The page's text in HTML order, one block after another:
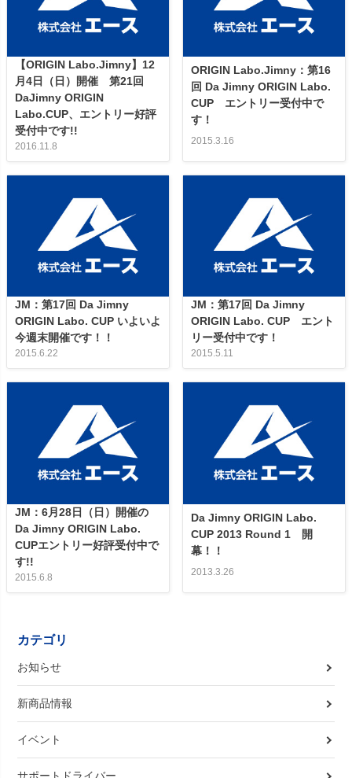
【ORIGIN Labo.Jimny】12
月4日（日）開催 第21回
DaJimny ORIGIN
Labo.CUP、エントリー好評
受付中です!!
2016.11.8
ORIGIN Labo.Jimny：第16
回 Da Jimny ORIGIN Labo.
CUP エントリー受付中で
す！
2015.3.16
JM：第17回 Da Jimny
ORIGIN Labo. CUP いよいよ
今週末開催です！！
2015.6.22
JM：第17回 Da Jimny
ORIGIN Labo. CUP エント
リー受付中です！
2015.5.11
JM：6月28日（日）開催の
Da Jimny ORIGIN Labo.
CUPエントリー好評受付中で
す!!
2015.6.8
Da Jimny ORIGIN Labo.
CUP 2013 Round 1 開
幕！！
2013.3.26
カテゴリ
お知らせ
新商品情報
イベント
サポートドライバー